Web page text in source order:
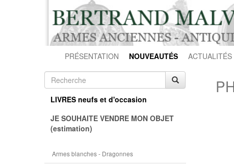
PRÉSENTATION NOUVEAUTÉS ACTUALITÉS
LIVRES neufs et d'occasion
JE SOUHAITE VENDRE MON OBJET
(estimation)
Armes blanches - Dragonnes